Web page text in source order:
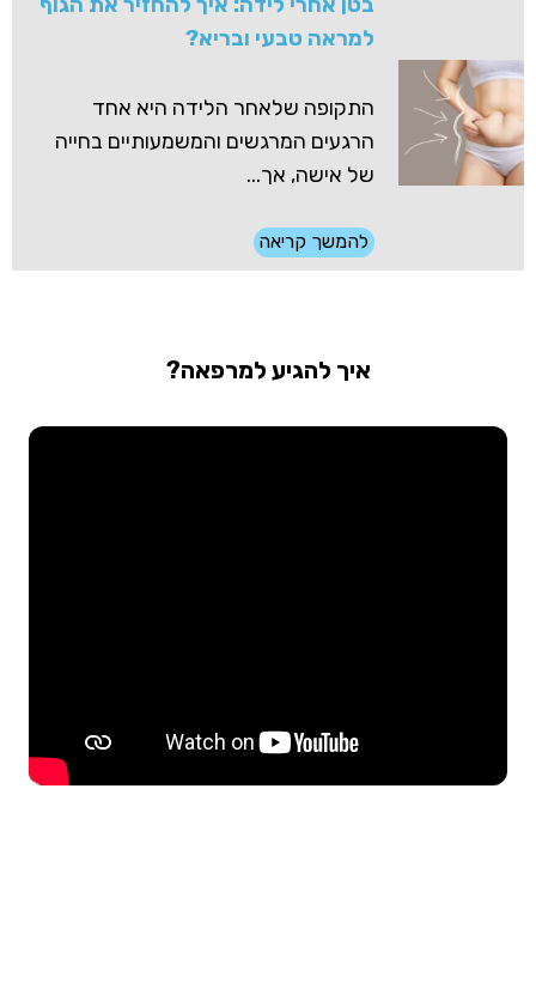
למראה טבעי ובריא?
התקופה שלאחר הלידה היא אחד
הרגעים המרגשים והמשמעותיים בחייה
של אישה, אך...
להמשך קריאה
איך להגיע למרפאה?